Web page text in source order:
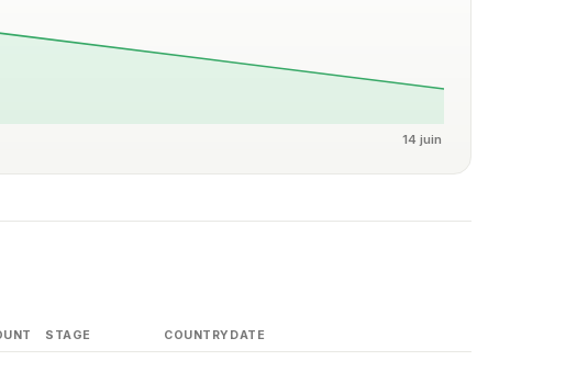
14 juin
STAGE COUNTRY DATE